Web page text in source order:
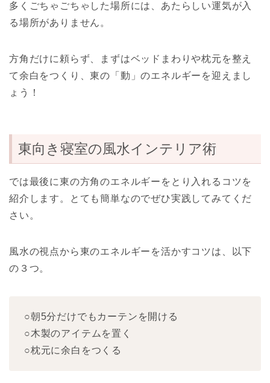
多くごちゃごちゃした場所には、あたらしい運気が入
る場所がありません。
方角だけに頼らず、まずはベッドまわりや枕元を整え
て余白をつくり、東の「動」のエネルギーを迎えまし
ょう！
東向き寝室の風水インテリア術
では最後に東の方角のエネルギーをとり入れるコツを
紹介します。とても簡単なのでぜひ実践してみてくだ
さい。
風水の視点から東のエネルギーを活かすコツは、以下
の３つ。
○朝5分だけでもカーテンを開ける
○木製のアイテムを置く
○枕元に余白をつくる